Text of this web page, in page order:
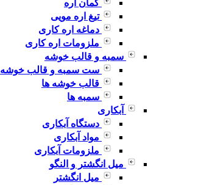
کمان اره
تیغ اره مویی
دماغه اره کاری
ملزومات اره کاری
سمبه و قالب خوشه
ست سمبه و قالب خوشه
قالب خوشه ها
سمبه ها
آبکاری
دستگاه آبکاری
مواد آبکاری
ملزومات آبکاری
میل انگشتر و النگو
میل انگشتر